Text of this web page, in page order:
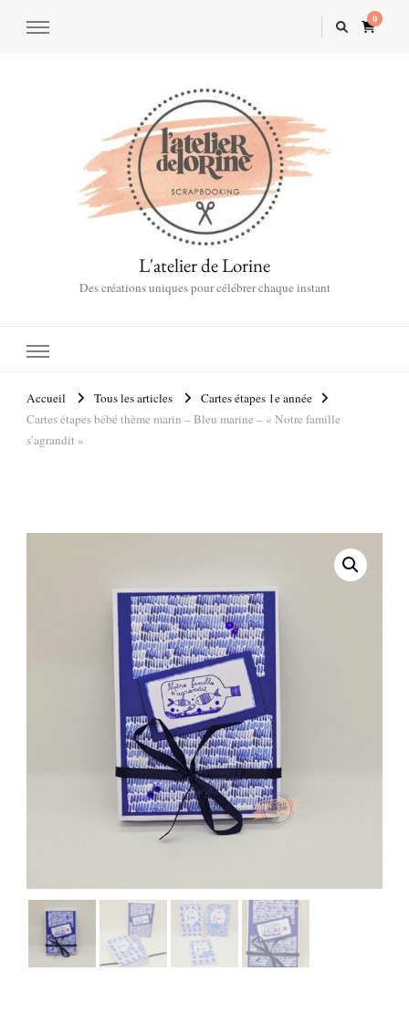
0
L'atelier de Lorine
Des créations uniques pour célébrer chaque instant
Accueil Tous les articles
Cartes étapes 1e année
Cartes étapes bébé thème marin – Bleu marine – « Notre famille
s’agrandit »